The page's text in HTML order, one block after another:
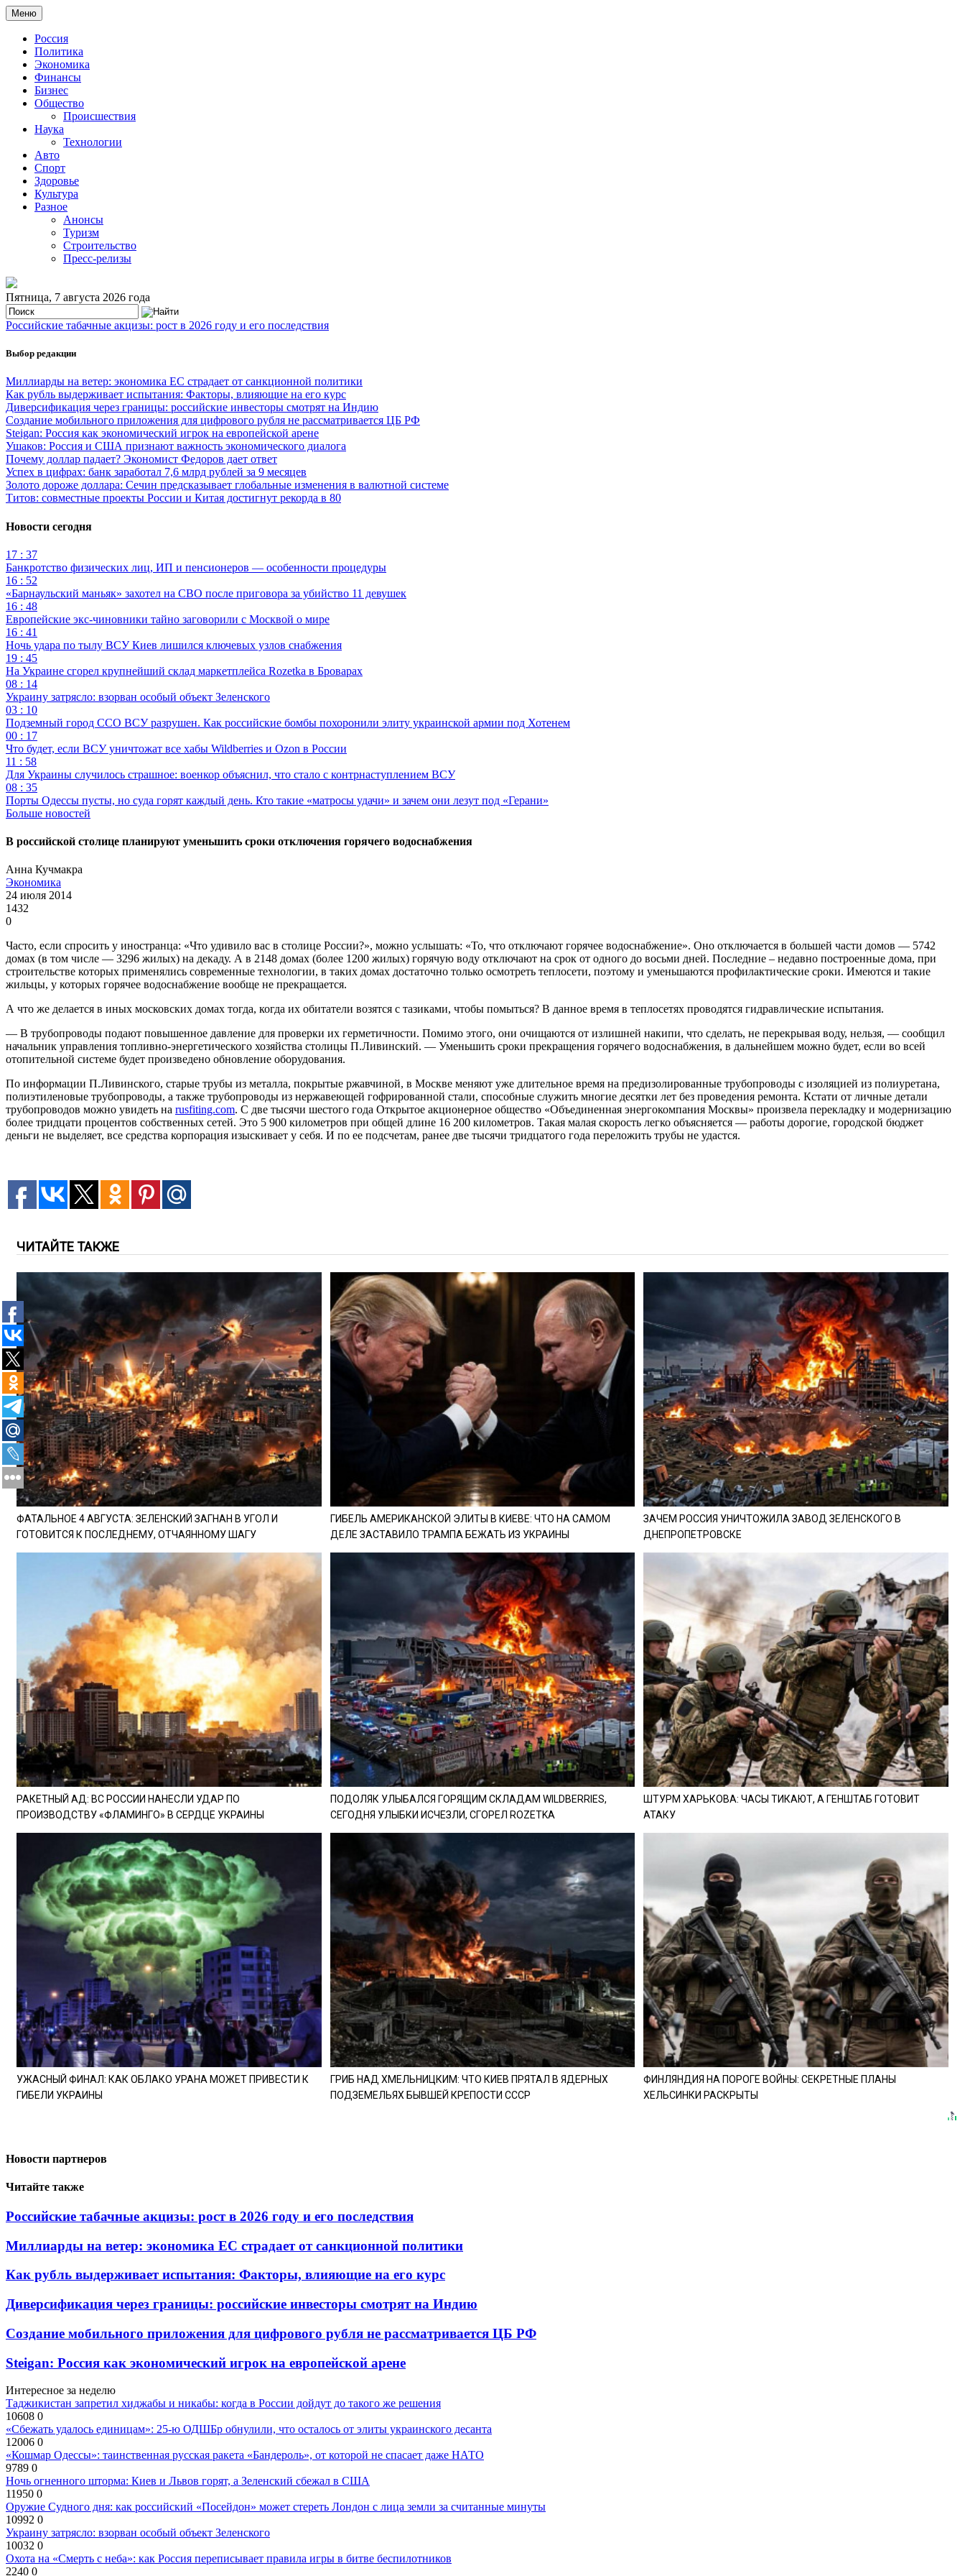
Меню
Россия
Политика
Экономика
Финансы
Бизнес
Общество
Происшествия
Наука
Технологии
Авто
Спорт
Здоровье
Культура
Разное
Анонсы
Туризм
Строительство
Пресс-релизы
Пятница, 7 августа 2026 года
Российские табачные акцизы: рост в 2026 году и его последствия
Выбор редакции
Миллиарды на ветер: экономика ЕС страдает от санкционной политики
Как рубль выдерживает испытания: Факторы, влияющие на его курс
Диверсификация через границы: российские инвесторы смотрят на Индию
Создание мобильного приложения для цифрового рубля не рассматривается ЦБ РФ
Steigan: Россия как экономический игрок на европейской арене
Ушаков: Россия и США признают важность экономического диалога
Почему доллар падает? Экономист Федоров дает ответ
Успех в цифрах: банк заработал 7,6 млрд рублей за 9 месяцев
Золото дороже доллара: Сечин предсказывает глобальные изменения в валютной системе
Титов: совместные проекты России и Китая достигнут рекорда в 80
Новости сегодня
17 : 37
Банкротство физических лиц, ИП и пенсионеров — особенности процедуры
16 : 52
«Барнаульский маньяк» захотел на СВО после приговора за убийство 11 девушек
16 : 48
Европейские экс-чиновники тайно заговорили с Москвой о мире
16 : 41
Ночь удара по тылу ВСУ Киев лишился ключевых узлов снабжения
19 : 45
На Украине сгорел крупнейший склад маркетплейса Rozetka в Броварах
08 : 14
Украину затрясло: взорван особый объект Зеленского
03 : 10
Подземный город ССО ВСУ разрушен. Как российские бомбы похоронили элиту украинской армии под Хотенем
00 : 17
Что будет, если ВСУ уничтожат все хабы Wildberries и Ozon в России
11 : 58
Для Украины случилось страшное: военкор объяснил, что стало с контрнаступлением ВСУ
08 : 35
Порты Одессы пусты, но суда горят каждый день. Кто такие «матросы удачи» и зачем они лезут под «Герани»
Больше новостей
В российской столице планируют уменьшить сроки отключения горячего водоснабжения
Анна Кучмакра
Экономика
24 июля 2014
1432
0
Часто, если спросить у иностранца: «Что удивило вас в столице России?», можно услышать: «То, что отключают горячее водоснабжение». Оно отключается в большей части домов — 5742
домах (в том числе — 3296 жилых) на декаду. А в 2148 домах (более 1200 жилых) горячую воду отключают на срок от одного до восьми дней. Последние – недавно построенные дома, при
строительстве которых применялись современные технологии, в таких домах достаточно только осмотреть теплосети, поэтому и уменьшаются профилактические сроки. Имеются и такие
жильцы, у которых горячее водоснабжение вообще не прекращается.
А что же делается в иных московских домах тогда, когда их обитатели возятся с тазиками, чтобы помыться? В данное время в теплосетях проводятся гидравлические испытания.
— В трубопроводы подают повышенное давление для проверки их герметичности. Помимо этого, они очищаются от излишней накипи, что сделать, не перекрывая воду, нельзя, — сообщил
начальник управления топливно-энергетического хозяйства столицы П.Ливинский. — Уменьшить сроки прекращения горячего водоснабжения, в дальнейшем можно будет, если во всей
отопительной системе будет произведено обновление оборудования.
По информации П.Ливинского, старые трубы из металла, покрытые ржавчиной, в Москве меняют уже длительное время на предизолированные трубопроводы с изоляцией из полиуретана,
полиэтиленовые трубопроводы, а также трубопроводы из нержавеющей гофрированной стали, способные служить многие десятки лет без проведения ремонта. Кстати от личные детали
трубопроводов можно увидеть на rusfiting.com. С две тысячи шестого года Открытое акционерное общество «Объединенная энергокомпания Москвы» произвела перекладку и модернизацию
более тридцати процентов собственных сетей. Это 5 900 километров при общей длине 16 200 километров. Такая малая скорость легко объясняется — работы дорогие, городской бюджет
деньги не выделяет, все средства корпорация изыскивает у себя. И по ее подсчетам, ранее две тысячи тридцатого года переложить трубы не удастся.
ЧИТАЙТЕ ТАКЖЕ
ФАТАЛЬНОЕ 4 АВГУСТА: ЗЕЛЕНСКИЙ ЗАГНАН В УГОЛ И
ГОТОВИТСЯ К ПОСЛЕДНЕМУ, ОТЧАЯННОМУ ШАГУ
ГИБЕЛЬ АМЕРИКАНСКОЙ ЭЛИТЫ В КИЕВЕ: ЧТО НА САМОМ
ДЕЛЕ ЗАСТАВИЛО ТРАМПА БЕЖАТЬ ИЗ УКРАИНЫ
ЗАЧЕМ РОССИЯ УНИЧТОЖИЛА ЗАВОД ЗЕЛЕНСКОГО В
ДНЕПРОПЕТРОВСКЕ
РАКЕТНЫЙ АД: ВС РОССИИ НАНЕСЛИ УДАР ПО
ПРОИЗВОДСТВУ «ФЛАМИНГО» В СЕРДЦЕ УКРАИНЫ
ПОДОЛЯК УЛЫБАЛСЯ ГОРЯЩИМ СКЛАДАМ WILDBERRIES,
СЕГОДНЯ УЛЫБКИ ИСЧЕЗЛИ, СГОРЕЛ ROZETKA
ШТУРМ ХАРЬКОВА: ЧАСЫ ТИКАЮТ, А ГЕНШТАБ ГОТОВИТ
АТАКУ
УЖАСНЫЙ ФИНАЛ: КАК ОБЛАКО УРАНА МОЖЕТ ПРИВЕСТИ К
ГИБЕЛИ УКРАИНЫ
ГРИБ НАД ХМЕЛЬНИЦКИМ: ЧТО КИЕВ ПРЯТАЛ В ЯДЕРНЫХ
ПОДЗЕМЕЛЬЯХ БЫВШЕЙ КРЕПОСТИ СССР
ФИНЛЯНДИЯ НА ПОРОГЕ ВОЙНЫ: СЕКРЕТНЫЕ ПЛАНЫ
ХЕЛЬСИНКИ РАСКРЫТЫ
Новости партнеров
Читайте также
Российские табачные акцизы: рост в 2026 году и его последствия
Миллиарды на ветер: экономика ЕС страдает от санкционной политики
Как рубль выдерживает испытания: Факторы, влияющие на его курс
Диверсификация через границы: российские инвесторы смотрят на Индию
Создание мобильного приложения для цифрового рубля не рассматривается ЦБ РФ
Steigan: Россия как экономический игрок на европейской арене
Интересное за неделю
Таджикистан запретил хиджабы и никабы: когда в России дойдут до такого же решения
10608 0
«Сбежать удалось единицам»: 25-ю ОДШБр обнулили, что осталось от элиты украинского десанта
12006 0
«Кошмар Одессы»: таинственная русская ракета «Бандероль», от которой не спасает даже НАТО
9789 0
Ночь огненного шторма: Киев и Львов горят, а Зеленский сбежал в США
11950 0
Оружие Судного дня: как российский «Посейдон» может стереть Лондон с лица земли за считанные минуты
10992 0
Украину затрясло: взорван особый объект Зеленского
10032 0
Охота на «Смерть с неба»: как Россия переписывает правила игры в битве беспилотников
2240 0